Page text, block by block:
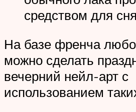
средством для
На базе френча
можно сделать
вечерний нейл-арт с
использованием